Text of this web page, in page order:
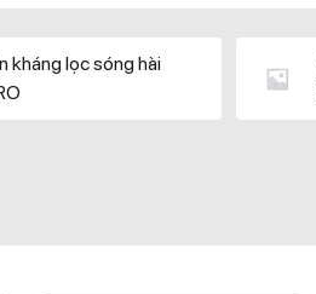
kháng lọc sóng hài